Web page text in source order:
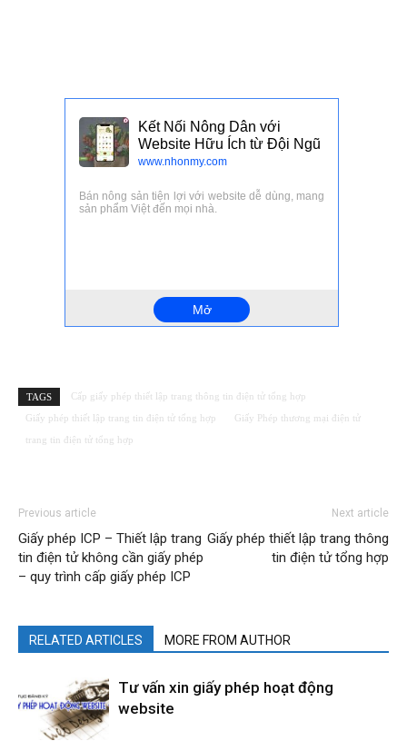
TAGS
Cấp giấy phép thiết lập trang thông tin điện tử tổng hợp
Giấy phép thiết lập trang tin điện tử tổng hợp
Giấy Phép thương mại điện tử
trang tin điện tử tổng hợp
Previous article
Giấy phép ICP – Thiết lập trang
tin điện tử không cần giấy phép
– quy trình cấp giấy phép ICP
Next article
Giấy phép thiết lập trang thông
tin điện tử tổng hợp
RELATED ARTICLES MORE FROM AUTHOR
Tư vấn xin giấy phép hoạt động
website